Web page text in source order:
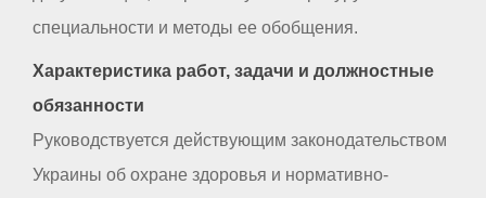
специальности и методы ее обобщения.
Характеристика работ, задачи и должностные
обязанности
Руководствуется действующим законодательством
Украины об охране здоровья и нормативно-